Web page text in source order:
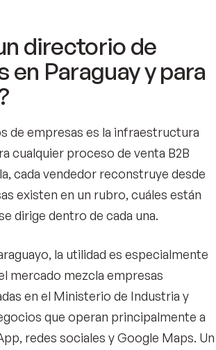
directorio de
en Paraguay y para
de empresas es la infraestructura
cualquier proceso de venta B2B
cada vendedor reconstruye desde
existen en un rubro, cuáles están
dirige dentro de cada una.
la utilidad es especialmente
mercado mezcla empresas
en el Ministerio de Industria y
que operan principalmente a
redes sociales y Google Maps. Un